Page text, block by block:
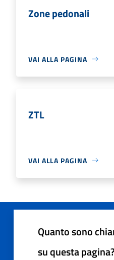
Zone pedonali
VAI ALLA PAGINA
ZTL
VAI ALLA PAGINA
Quanto sono
su questa